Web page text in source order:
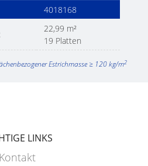
4018168
22,99 m²
19 Platten
Estrichmasse ≥ 120 kg/m2
LINKS
Kontakt